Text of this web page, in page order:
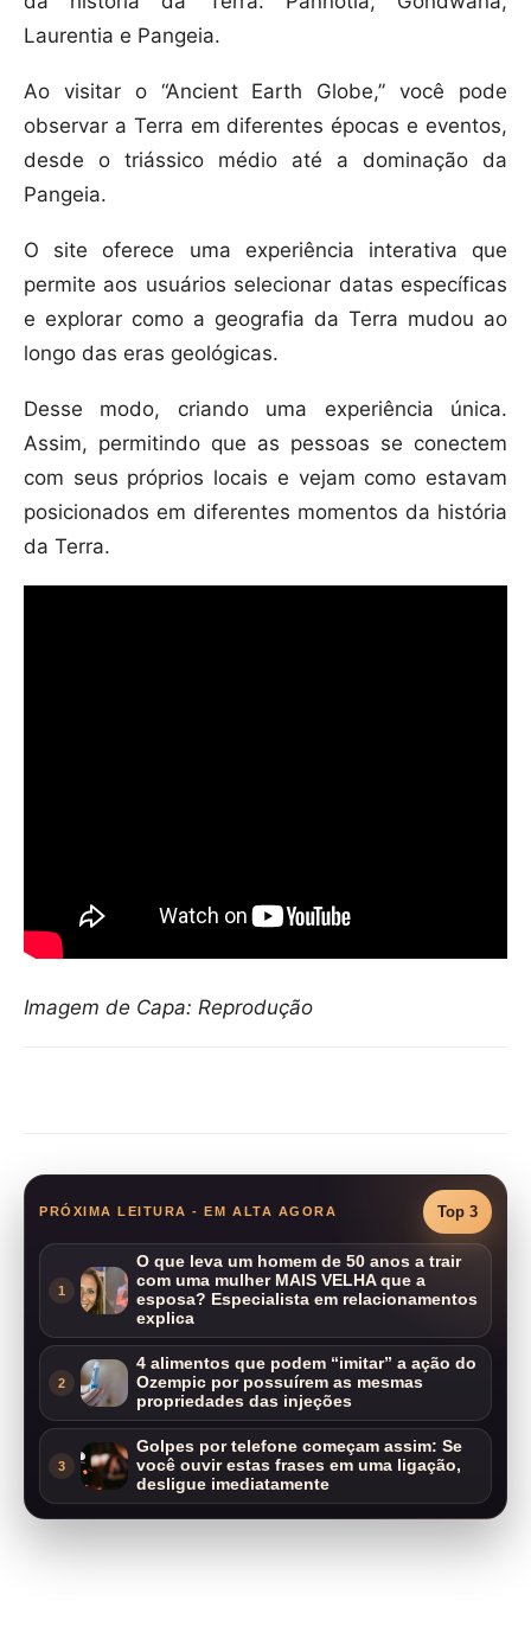
Laurentia e Pangeia.
Ao visitar o “Ancient Earth Globe,” você pode
observar a Terra em diferentes épocas e eventos,
desde o triássico médio até a dominação da
Pangeia.
O site oferece uma experiência interativa que
permite aos usuários selecionar datas específicas
e explorar como a geografia da Terra mudou ao
longo das eras geológicas.
Desse modo, criando uma experiência única.
Assim, permitindo que as pessoas se conectem
com seus próprios locais e vejam como estavam
posicionados em diferentes momentos da história
da Terra.
Imagem de Capa: Reprodução
PRÓXIMA LEITURA - EM ALTA AGORA Top 3
1
O que leva um homem de 50 anos a trair
com uma mulher MAIS VELHA que a
esposa? Especialista em relacionamentos
explica
2
4 alimentos que podem “imitar” a ação do
Ozempic por possuírem as mesmas
propriedades das injeções
3
Golpes por telefone começam assim: Se
você ouvir estas frases em uma ligação,
desligue imediatamente